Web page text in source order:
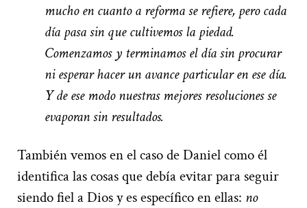
mucho en cuanto a reforma se refiere, pero cada
día pasa sin que cultivemos la piedad.
Comenzamos y terminamos el día sin procurar
ni esperar hacer un avance particular en ese día.
Y de ese modo nuestras mejores resoluciones se
evaporan sin resultados.
También vemos en el caso de Daniel como él
identifica las cosas que debía evitar para seguir
siendo fiel a Dios y es específico en ellas: no